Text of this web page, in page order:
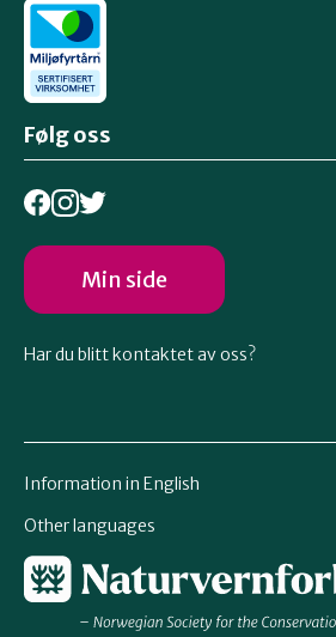
Følg oss
Min side
Har du blitt kontaktet av oss?
Information in English
Other languages